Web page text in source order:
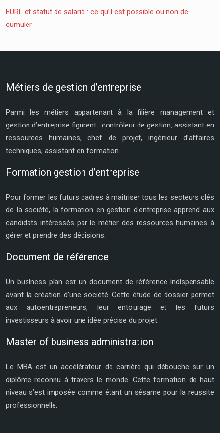
EURL et statut de salarié : ce qu’il est possible ou non de
cumuler
Métiers de gestion d’entreprise
Parmi les métiers appartenant à la filière management et
gestion d’entreprise figurent : contrôleur de gestion, assistant en
ressources humaines, chef de projet, ingénieur d’affaires
techniques, assistant en formation…
Formation gestion d’entreprise
Pour former les futurs cadres à maîtriser tous les secteurs clés
de la société, la formation en gestion d’entreprise apprend aux
candidats intéressés par le métier des ressources humaines à
gérer et prendre des décisions.
Document de référence
Un business plan est un document de référence indispensable
avant la création d’une société. Cette étude de dossier permet
aux autoentrepreneurs, leur entourage et les futurs
investisseurs à avoir une idée précise du projet.
Master of business administration
Le MBA est un accélérateur de carrière qui débouche sur un
diplôme reconnu à travers le monde. Cette formation de haut
niveau s’est imposée comme étant un sésame pour la réussite
professionnelle.